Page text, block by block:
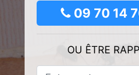
09 70 14
OU ÊTRE